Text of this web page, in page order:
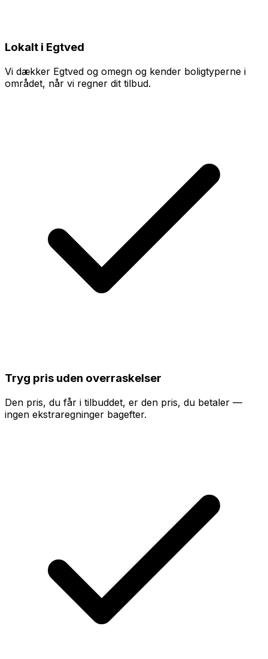
Lokalt i Egtved
Vi dækker Egtved og omegn og kender boligtyperne i
området, når vi regner dit tilbud.
Tryg pris uden overraskelser
Den pris, du får i tilbuddet, er den pris, du betaler —
ingen ekstraregninger bagefter.